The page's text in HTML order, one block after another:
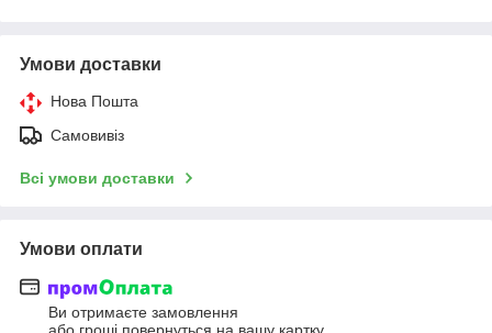
Умови доставки
Нова Пошта
Самовивіз
Всі умови доставки
Умови оплати
Ви отримаєте замовлення